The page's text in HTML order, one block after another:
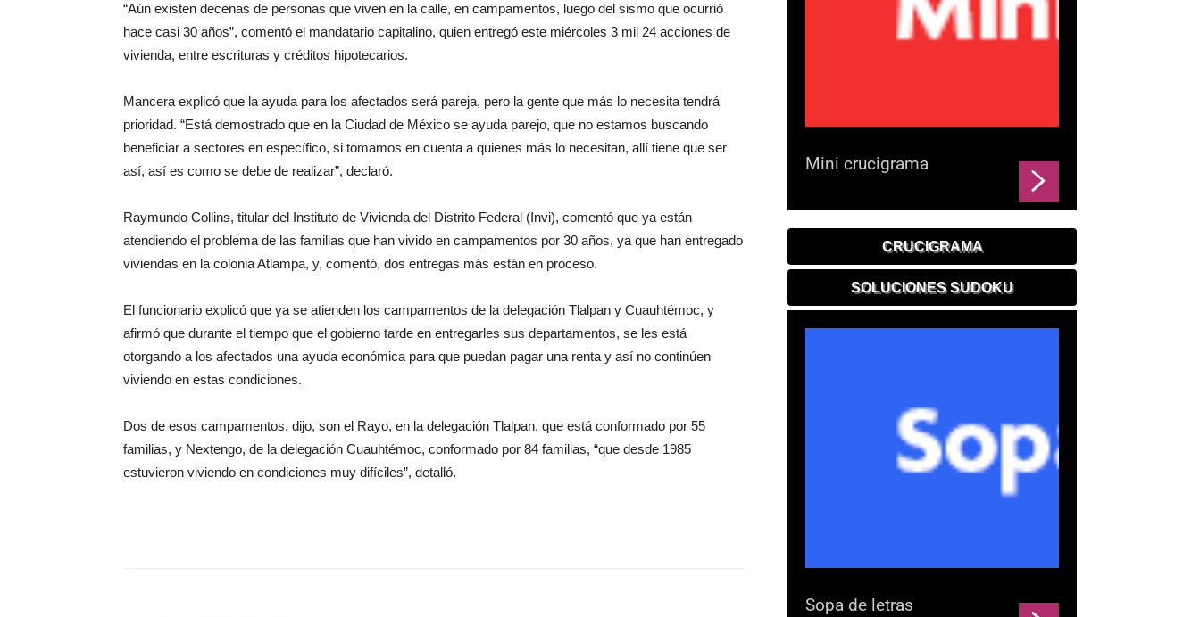
“Aún existen decenas de personas que viven en la calle, en campamentos, luego del sismo que ocurrió
hace casi 30 años”, comentó el mandatario capitalino, quien entregó este miércoles 3 mil 24 acciones de
vivienda, entre escrituras y créditos hipotecarios.
Mancera explicó que la ayuda para los afectados será pareja, pero la gente que más lo necesita tendrá
prioridad. “Está demostrado que en la Ciudad de México se ayuda parejo, que no estamos buscando
beneficiar a sectores en específico, si tomamos en cuenta a quienes más lo necesitan, allí tiene que ser
así, así es como se debe de realizar”, declaró.
Raymundo Collins, titular del Instituto de Vivienda del Distrito Federal (Invi), comentó que ya están
atendiendo el problema de las familias que han vivido en campamentos por 30 años, ya que han entregado
viviendas en la colonia Atlampa, y, comentó, dos entregas más están en proceso.
El funcionario explicó que ya se atienden los campamentos de la delegación Tlalpan y Cuauhtémoc, y
afirmó que durante el tiempo que el gobierno tarde en entregarles sus departamentos, se les está
otorgando a los afectados una ayuda económica para que puedan pagar una renta y así no continúen
viviendo en estas condiciones.
Dos de esos campamentos, dijo, son el Rayo, en la delegación Tlalpan, que está conformado por 55
familias, y Nextengo, de la delegación Cuauhtémoc, conformado por 84 familias, “que desde 1985
estuvieron viviendo en condiciones muy difíciles”, detalló.
Mini crucigrama
CRUCIGRAMA
SOLUCIONES SUDOKU
Sopa de letras